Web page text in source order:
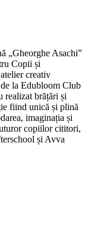
„Gheorghe Asachi”
Copii și
creativ
la Edubloom Club
realizat brățări și
fiind unică și plină
imaginația și
copiilor cititori,
și Avva